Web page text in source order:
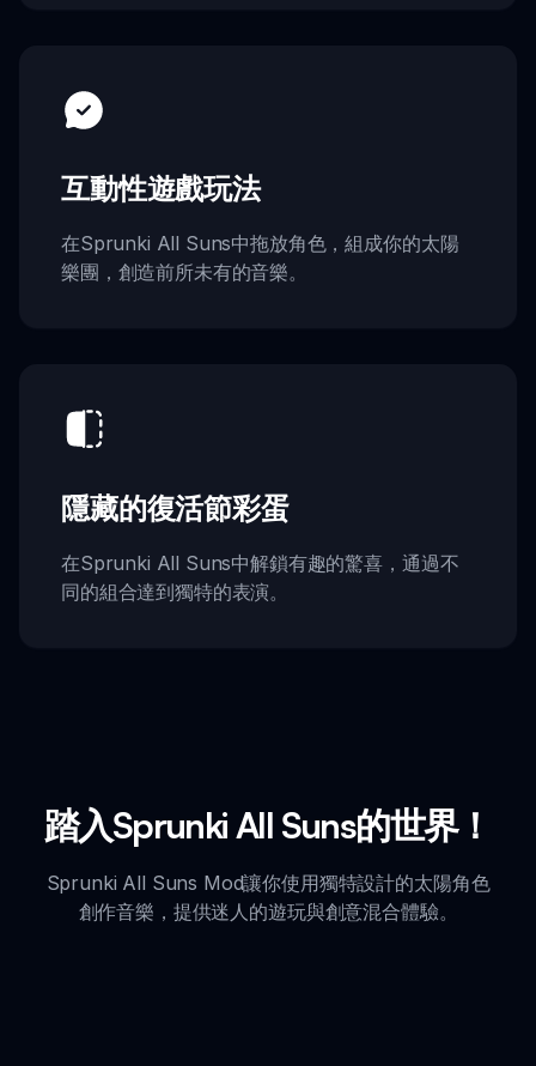
互動性遊戲玩法
在Sprunki All Suns中拖放角色，組成你的太陽
樂團，創造前所未有的音樂。
隱藏的復活節彩蛋
在Sprunki All Suns中解鎖有趣的驚喜，通過不
同的組合達到獨特的表演。
踏入Sprunki All Suns的世界！
Sprunki All Suns Mod讓你使用獨特設計的太陽角色
創作音樂，提供迷人的遊玩與創意混合體驗。